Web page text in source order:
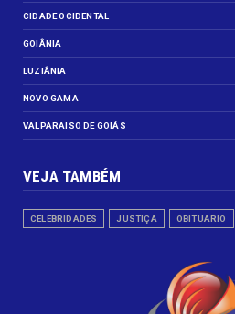
CIDADE OCIDENTAL
GOIÂNIA
LUZIÂNIA
NOVO GAMA
VALPARAISO DE GOIÁS
VEJA TAMBÉM
CELEBRIDADES JUSTIÇA OBITUÁRIO